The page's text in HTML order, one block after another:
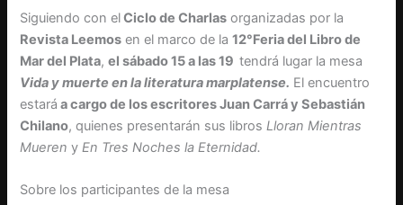
Siguiendo con elCiclo de Charlas organizadas por la
Revista Leemos en el marco de la12°Feria del Libro de
Mar del Plata,el sábado 15 a las 19tendrá lugar la mesa
Vida y muerte en la literatura marplatense. El encuentro
estará a cargo de los escritores Juan Carrá y Sebastián
Chilano, quienes presentarán sus librosLloran Mientras
Muereny En Tres Noches la Eternidad.
Sobre los participantes de la mesa